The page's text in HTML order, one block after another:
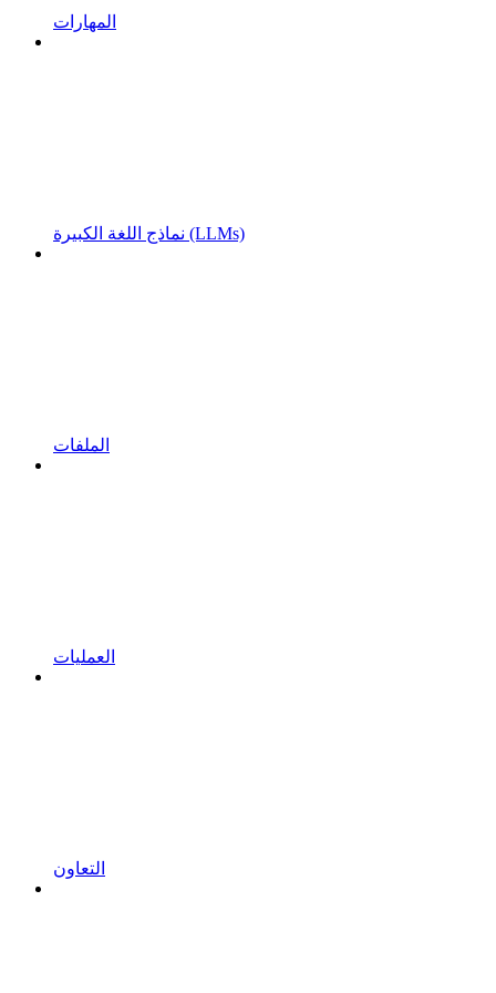
المهارات
نماذج اللغة الكبيرة (LLMs)
الملفات
العمليات
التعاون